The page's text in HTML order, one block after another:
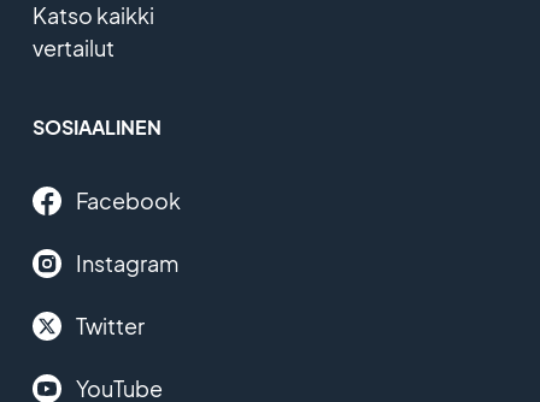
Katso kaikki
vertailut
SOSIAALINEN
Facebook
Instagram
Twitter
YouTube